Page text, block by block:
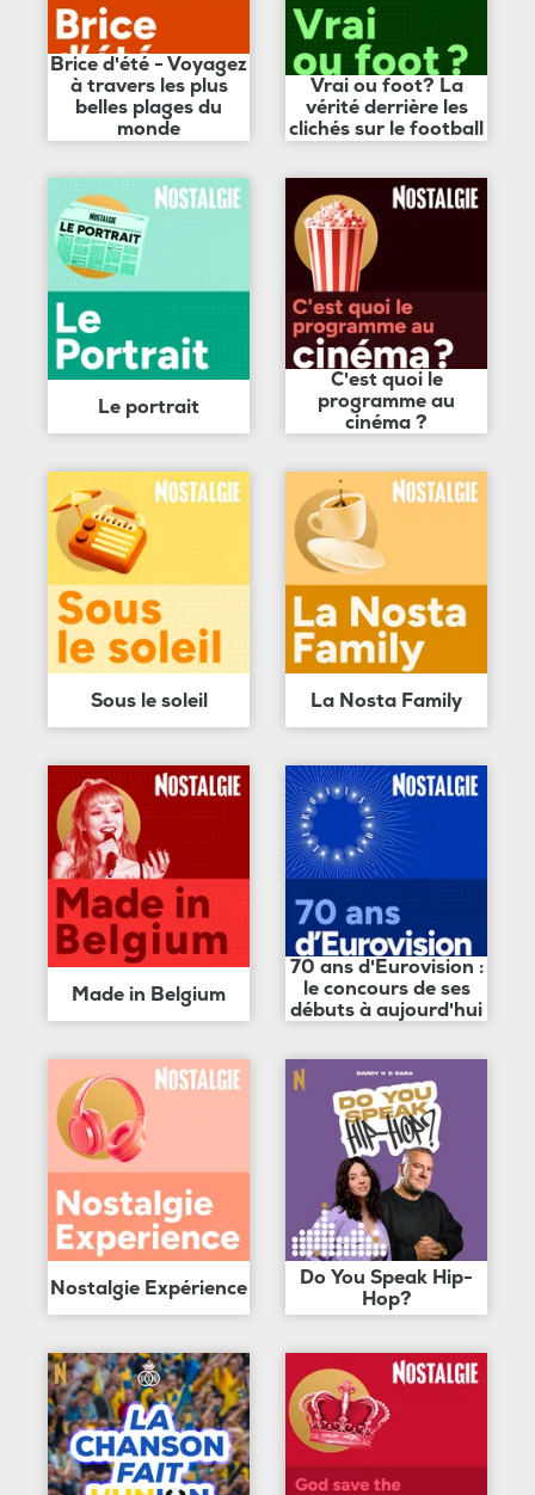
Brice d'été - Voyagez
à travers les plus
belles plages du
monde
Vrai ou foot? La
vérité derrière les
clichés sur le football
Le portrait
C'est quoi le
programme au
cinéma ?
Sous le soleil La Nosta Family
Made in Belgium
70 ans d'Eurovision :
le concours de ses
débuts à aujourd'hui
Nostalgie Expérience
Do You Speak Hip-
Hop?